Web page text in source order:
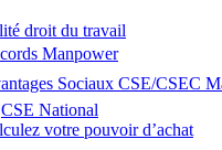
droit du travail
Manpower
Sociaux CSE/CSEC
CSE National
votre pouvoir d’achat